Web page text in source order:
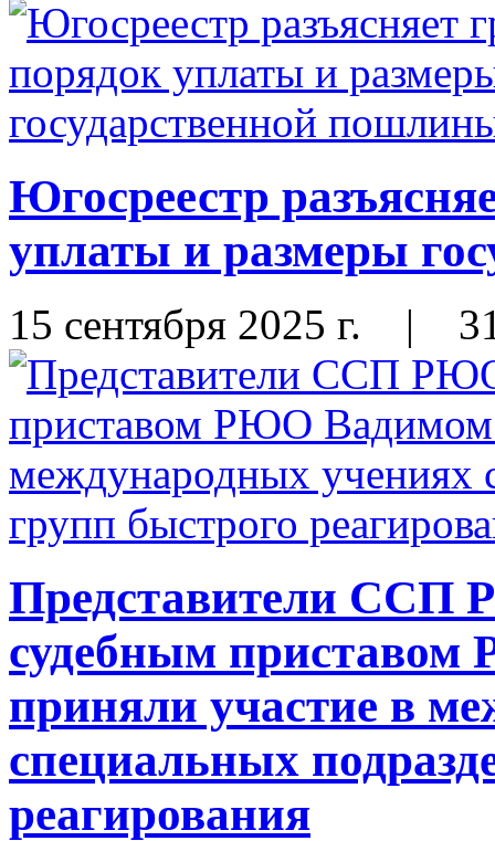
Югосреестр
уплаты и размеры
15 сентября 2025 г. |
Представители ССП
судебным
приняли участие в
специальных
реагирования